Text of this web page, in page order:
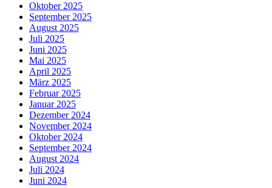
Oktober 2025
September 2025
August 2025
Juli 2025
Juni 2025
Mai 2025
April 2025
März 2025
Februar 2025
Januar 2025
Dezember 2024
November 2024
Oktober 2024
September 2024
August 2024
Juli 2024
Juni 2024